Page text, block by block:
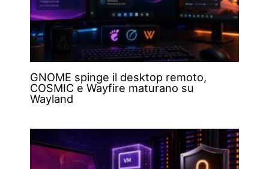
GNOME spinge il desktop remoto,
COSMIC e Wayfire maturano su
Wayland